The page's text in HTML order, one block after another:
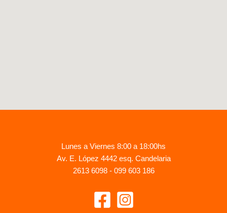
Lunes a Viernes 8:00 a 18:00hs
Av. E. López 4442 esq. Candelaria
2613 6098 - 099 603 186